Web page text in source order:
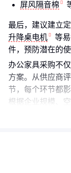
屏风隔音棉
最后，建议建立
升降桌电机
等
件，预防潜在的使
办公家具采购不
方案。从供应商
节，每个环节都
根据企业规模、